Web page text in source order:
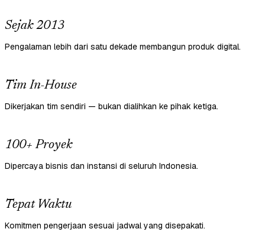
Sejak 2013
Pengalaman lebih dari satu dekade membangun produk digital.
Tim In-House
Dikerjakan tim sendiri — bukan dialihkan ke pihak ketiga.
100+ Proyek
Dipercaya bisnis dan instansi di seluruh Indonesia.
Tepat Waktu
Komitmen pengerjaan sesuai jadwal yang disepakati.